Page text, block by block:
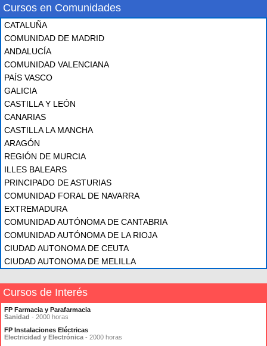
Cursos en Comunidades
CATALUÑA
COMUNIDAD DE MADRID
ANDALUCÍA
COMUNIDAD VALENCIANA
PAÍS VASCO
GALICIA
CASTILLA Y LEÓN
CANARIAS
CASTILLA LA MANCHA
ARAGÓN
REGIÓN DE MURCIA
ILLES BALEARS
PRINCIPADO DE ASTURIAS
COMUNIDAD FORAL DE NAVARRA
EXTREMADURA
COMUNIDAD AUTÓNOMA DE CANTABRIA
COMUNIDAD AUTÓNOMA DE LA RIOJA
CIUDAD AUTONOMA DE CEUTA
CIUDAD AUTONOMA DE MELILLA
Cursos de Interés
FP Farmacia y Parafarmacia
Sanidad - 2000 horas
FP Instalaciones Eléctricas
Electricidad y Electrónica - 2000 horas